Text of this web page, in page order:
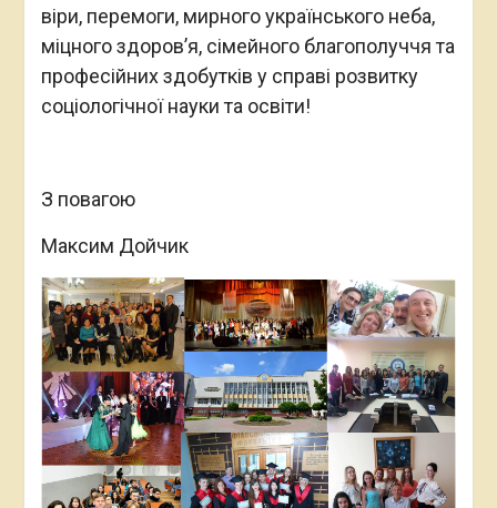
віри, перемоги, мирного українського неба,
міцного здоров’я, сімейного благополуччя та
професійних здобутків у справі розвитку
соціологічної науки та освіти!
З повагою
Максим Дойчик